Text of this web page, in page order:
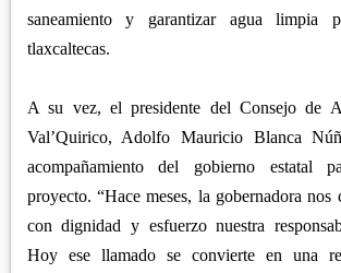
saneamiento y garantizar agua limpia
tlaxcaltecas.
A su vez, el presidente del Consejo de
Val’Quirico, Adolfo Mauricio Blanca
acompañamiento del gobierno estatal
proyecto. “Hace meses, la gobernadora nos
con dignidad y esfuerzo nuestra
Hoy ese llamado se convierte en una